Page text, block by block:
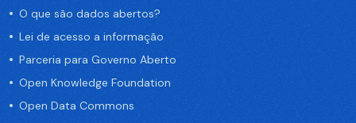
O que são dados abertos?
Lei de acesso a informação
Parceria para Governo Aberto
Open Knowledge Foundation
Open Data Commons